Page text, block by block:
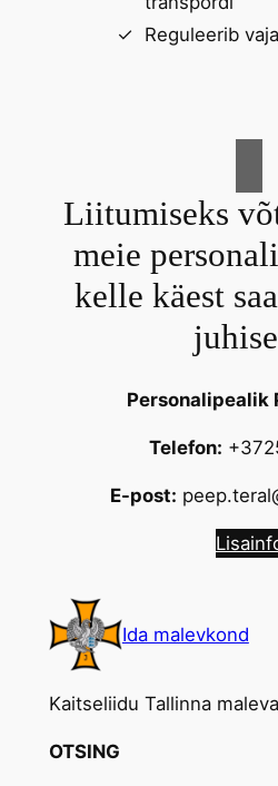
Reguleerib
Liitumiseks
meie
kelle käest
Personalipealik
Telefon:
E-post:
Ida malevkond
Kaitseliidu Tallinna
OTSING